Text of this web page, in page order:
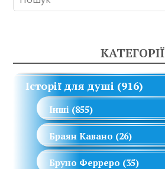
КАТЕГОРІЇ
Історії для душі (916)
Інші (855)
Браян Кавано (26)
Бруно Ферреро (35)